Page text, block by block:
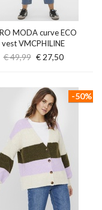
MODA curve ECO
vest VMCPHILINE
€ 49,99 € 27,50
-50%